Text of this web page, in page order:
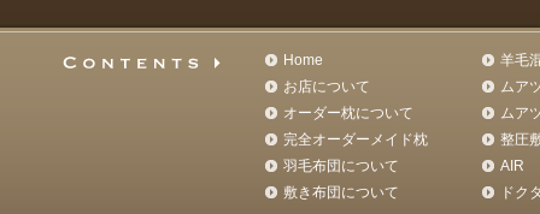
Home
お店について
オーダー枕について
完全オーダーメイド枕
羽毛布団について
敷き布団について
羊毛
ムア
ムア
整圧
AIR
ドク